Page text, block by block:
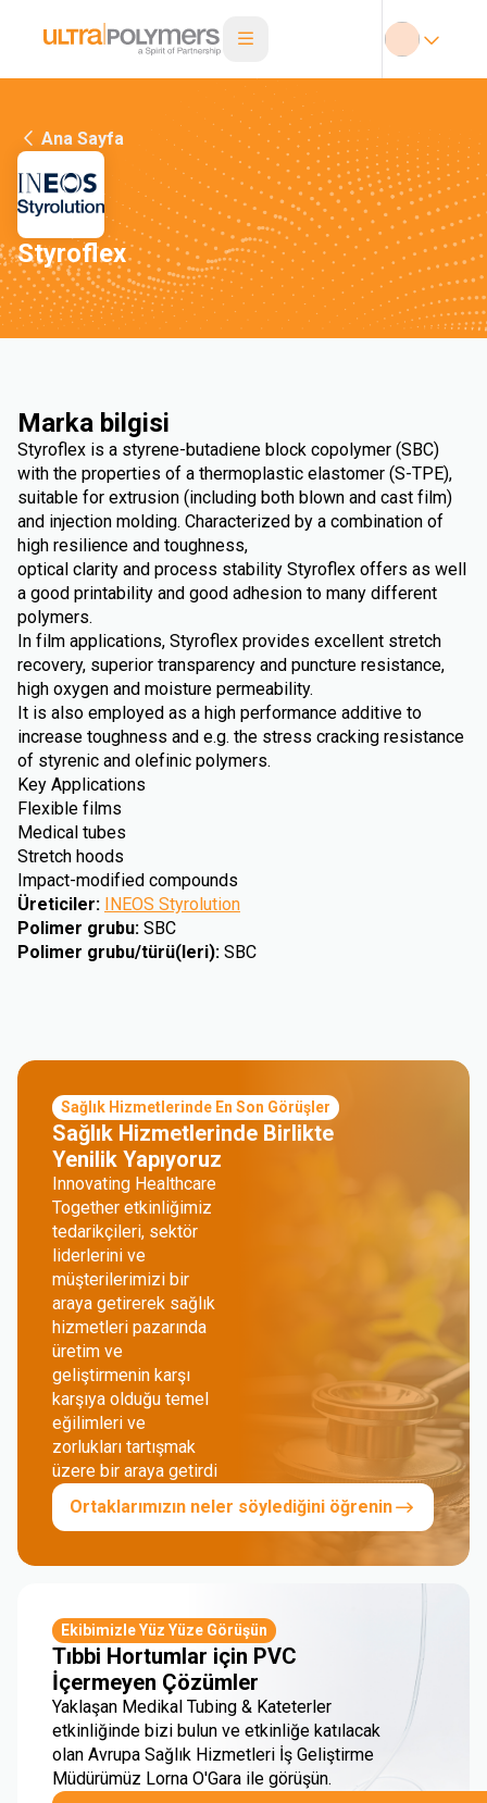
Ana Sayfa
Styroflex
Marka bilgisi
Styroflex is a styrene-butadiene block copolymer (SBC)
with the properties of a thermoplastic elastomer (S-TPE),
suitable for extrusion (including both blown and cast film)
and injection molding. Characterized by a combination of
high resilience and toughness,
optical clarity and process stability Styroflex offers as well
a good printability and good adhesion to many different
polymers.
In film applications, Styroflex provides excellent stretch
recovery, superior transparency and puncture resistance,
high oxygen and moisture permeability.
It is also employed as a high performance additive to
increase toughness and e.g. the stress cracking resistance
of styrenic and olefinic polymers.
Key Applications
Flexible films
Medical tubes
Stretch hoods
Impact-modified compounds
Üreticiler: INEOS Styrolution
Polimer grubu: SBC
Polimer grubu/türü(leri): SBC
Sağlık Hizmetlerinde En Son Görüşler
Sağlık Hizmetlerinde Birlikte
Yenilik Yapıyoruz
Innovating Healthcare
Together etkinliğimiz
tedarikçileri, sektör
liderlerini ve
müşterilerimizi bir
araya getirerek sağlık
hizmetleri pazarında
üretim ve
geliştirmenin karşı
karşıya olduğu temel
eğilimleri ve
zorlukları tartışmak
üzere bir araya getirdi
Ortaklarımızın neler söylediğini öğrenin
Ekibimizle Yüz Yüze Görüşün
Tıbbi Hortumlar için PVC
İçermeyen Çözümler
Yaklaşan Medikal Tubing & Kateterler
etkinliğinde bizi bulun ve etkinliğe katılacak
olan Avrupa Sağlık Hizmetleri İş Geliştirme
Müdürümüz Lorna O'Gara ile görüşün.